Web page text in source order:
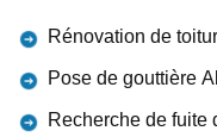
Rénovation de
Pose de gouttière
Recherche de fuite